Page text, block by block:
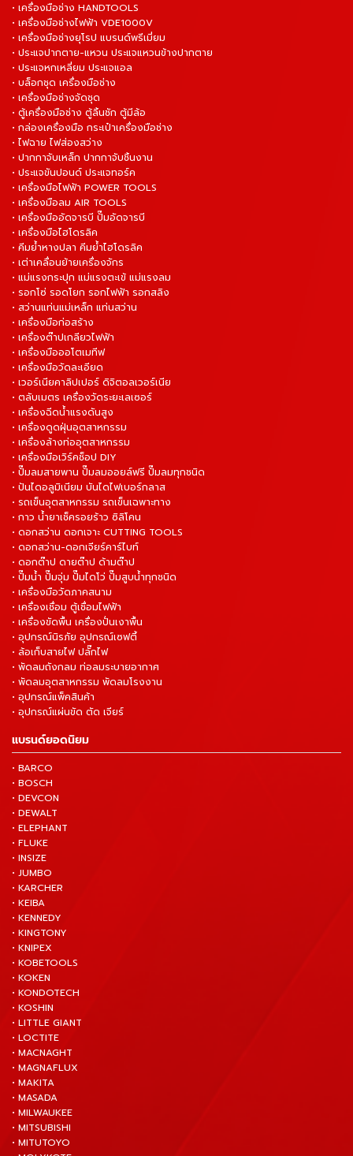
• เครื่องมือช่าง HANDTOOLS
• เครื่องมือช่างไฟฟ้า VDE1000V
• เครื่องมือช่างยุโรป แบรนด์พรีเมี่ยม
• ประแจปากตาย-แหวน ประแจแหวนข้างปากตาย
• ประแจหกเหลี่ยม ประแจแอล
• บล็อกชุด เครื่องมือช่าง
• เครื่องมือช่างจัดชุด
• ตู้เครื่องมือช่าง ตู้ลิ้นชัก ตู้มีล้อ
• กล่องเครื่องมือ กระเป๋าเครื่องมือช่าง
• ไฟฉาย ไฟส่องสว่าง
• ปากกาจับเหล็ก ปากกาจับชิ้นงาน
• ประแจขันปอนด์ ประแจทอร์ค
• เครื่องมือไฟฟ้า POWER TOOLS
• เครื่องมือลม AIR TOOLS
• เครื่องมืออัดจารบี ปั๊มอัดจารบี
• เครื่องมือไฮโดรลิค
• คีมย้ำหางปลา คีมย้ำไฮโดรลิค
• เต่าเคลื่อนย้ายเครื่องจักร
• แม่แรงกระปุก แม่แรงตะเข้ แม่แรงลม
• รอกโซ่ รอดโยก รอกไฟฟ้า รอกสลิง
• สว่านแท่นแม่เหล็ก แท่นสว่าน
• เครื่องมือก่อสร้าง
• เครื่องต๊าปเกลียวไฟฟ้า
• เครื่องมือออโตเมทีฟ
• เครื่องมือวัดละเอียด
• เวอร์เนียคาลิปเปอร์ ดิจิตอลเวอร์เนีย
• ตลับเมตร เครื่องวัดระยะเลเซอร์
• เครื่องฉีดน้ำแรงดันสูง
• เครื่องดูดฝุ่นอุตสาหกรรม
• เครื่องล้างท่ออุตสาหกรรม
• เครื่องมือเวิร์คช็อป DIY
• ปั๊มลมสายพาน ปั๊มลมออยล์ฟรี ปั๊มลมทุกชนิด
• ปันไดอลูมิเนียม บันไดไฟเบอร์กลาส
• รถเข็นอุตสาหกรรม รถเข็นเฉพาะทาง
• กาว น้ำยาเช็ครอยร้าว ซิลิโคน
• ดอกสว่าน ดอกเจาะ CUTTING TOOLS
• ดอกสว่าน-ดอกเจียร์คาร์ไบท์
• ดอกต๊าป ดายต๊าป ด้ามต๊าป
• ปั๊มน้ำ ปั๊มจุ่ม ปั๊มไดโว่ ปั๊มสูบน้ำทุกชนิด
• เครื่องมือวัดภาคสนาม
• เครื่องเชื่อม ตู้เชื่อมไฟฟ้า
• เครื่องขัดพื้น เครื่องปั่นเงาพื้น
• อุปกรณ์นิรภัย อุปกรณ์เซฟตี้
• ล้อเก็บสายไฟ ปลั๊กไฟ
• พัดลมถังกลม ท่อลมระบายอากาศ
• พัดลมอุตสาหกรรม พัดลมโรงงาน
• อุปกรณ์แพ็คสินค้า
• อุปกรณ์แผ่นขัด ตัด เจียร์
แบรนด์ยอดนิยม
• BARCO
• BOSCH
• DEVCON
• DEWALT
• ELEPHANT
• FLUKE
• INSIZE
• JUMBO
• KARCHER
• KEIBA
• KENNEDY
• KINGTONY
• KNIPEX
• KOBETOOLS
• KOKEN
• KONDOTECH
• KOSHIN
• LITTLE GIANT
• LOCTITE
• MACNAGHT
• MAGNAFLUX
• MAKITA
• MASADA
• MILWAUKEE
• MITSUBISHI
• MITUTOYO